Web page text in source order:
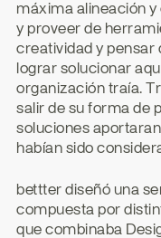
máxima alineación
y proveer de
creatividad y pensar
lograr solucionar
organización traía.
salir de su forma de
soluciones
habían sido
bettter diseñó una
compuesta por
que combinaba